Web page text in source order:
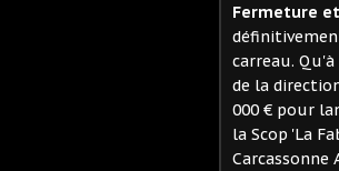
Fermeture
carreau.
de la
000 € pour
la Scop 'La